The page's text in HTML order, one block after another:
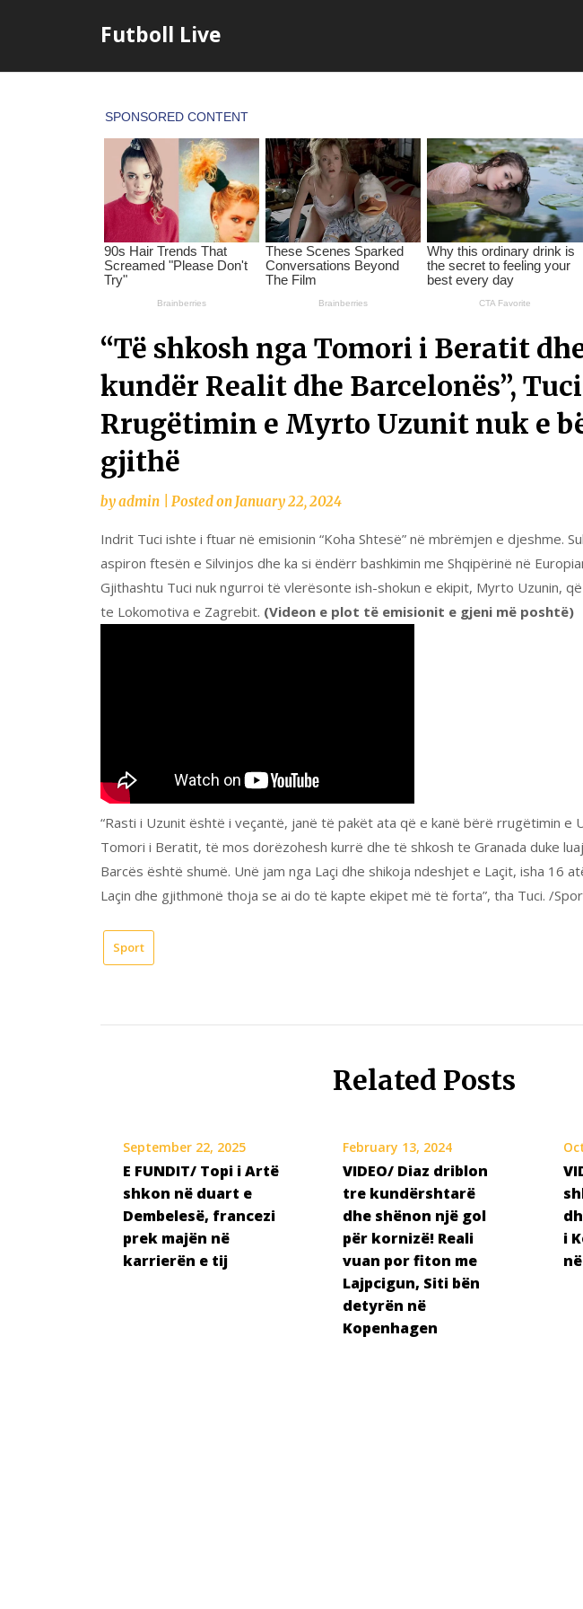
Futboll Live
“Të shkosh nga Tomori i Beratit
kundër Realit dhe Barcelonës”,
Rrugëtimin e Myrto Uzunit nuk e
gjithë
byadmin Posted onJanuary 22, 2024
Indrit Tuci ishte i ftuar në emisionin “Koha Shtesë” në mbrëmjen e djeshme.
aspiron ftesën e Silvinjos dhe ka si ëndërr bashkimin me Shqipërinë në
Gjithashtu Tuci nuk ngurroi të vlerësonte ish-shokun e ekipit, Myrto Uzunin,
te Lokomotiva e Zagrebit. (Videon e plot të emisionit e gjeni më poshtë)
“Rasti i Uzunit është i veçantë, janë të pakët ata që e kanë bërë rrugëtimin e
Tomori i Beratit, të mos dorëzohesh kurrë dhe të shkosh te Granada duke
Barcës është shumë. Unë jam nga Laçi dhe shikoja ndeshjet e Laçit, isha 16
Laçin dhe gjithmonë thoja se ai do të kapte ekipet më të forta”, tha Tuci. /
Sport
Related Posts
September 22, 2025
E FUNDIT/ Topi i Artë
shkon në duart e
Dembelesë, francezi
prek majën në
karrierën e tij
February 13, 2024
VIDEO/ Diaz driblon
tre kundërshtarë
dhe shënon një gol
për kornizë! Reali
vuan por fiton me
Lajpcigun, Siti bën
detyrën në
Kopenhagen
i